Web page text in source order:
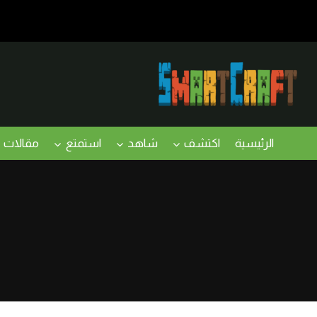
الرئيسية اكتشف شاهد استمتع مقالات